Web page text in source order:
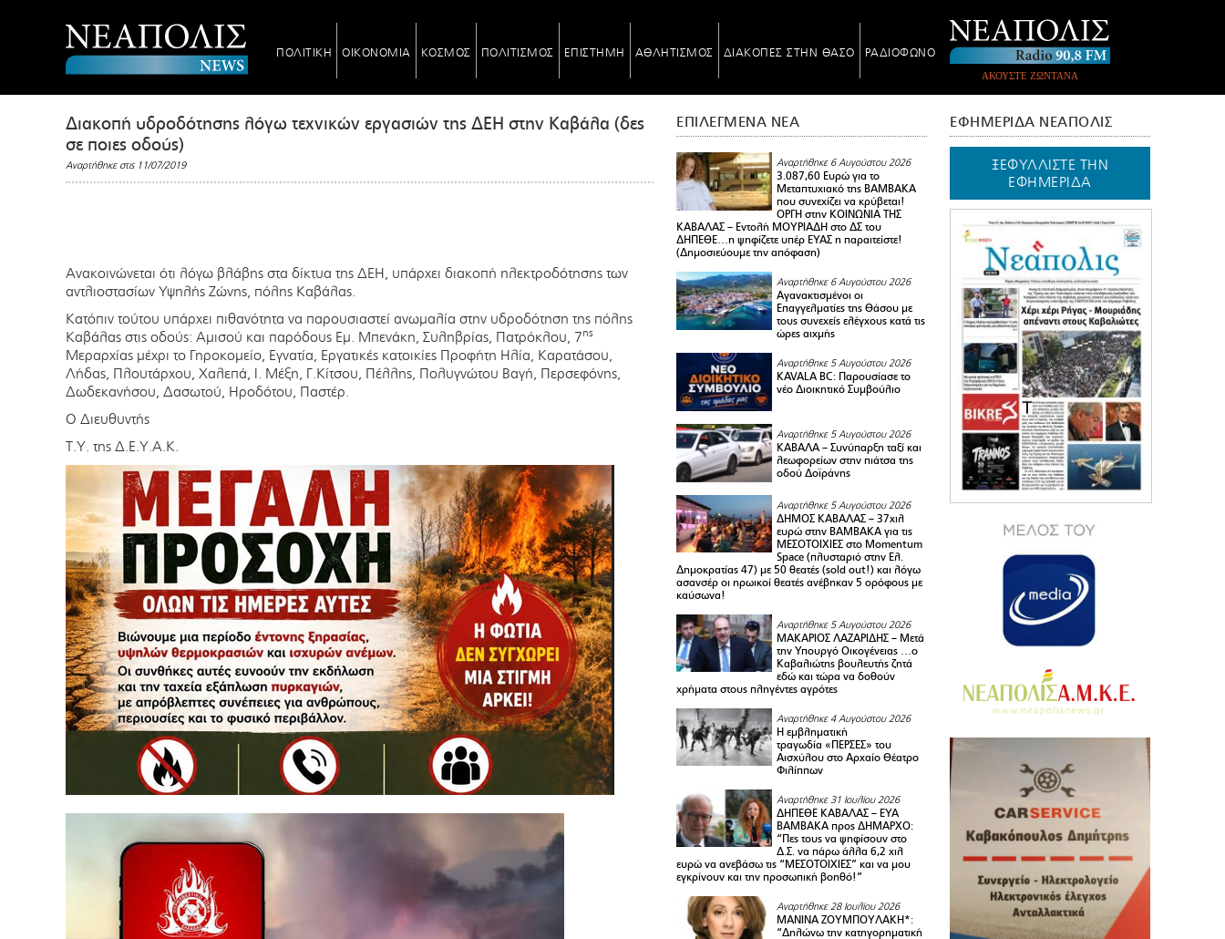
ΠΟΛΙΤΙΚΗ ΟΙΚΟΝΟΜΙΑ ΚΟΣΜΟΣ ΠΟΛΙΤΙΣΜΟΣ ΕΠΙΣΤΗΜΗ ΑΘΛΗΤΙΣΜΟΣ ΔΙΑΚΟΠΕΣ ΣΤΗΝ ΘΑΣΟ ΡΑΔΙΟΦΩΝΟ
ΑΚΟΥΣΤΕ ΖΩΝΤΑΝΑ
Διακοπή υδροδότησης λόγω τεχνικών εργασιών της ΔΕΗ στην Καβάλα (δες
σε ποιες οδούς)
Αναρτήθηκε στις 11/07/2019
Ανακοινώνεται ότι λόγω βλάβης στα δίκτυα της ΔΕΗ, υπάρχει διακοπή ηλεκτροδότησης των
αντλιοστασίων Υψηλής Ζώνης, πόλης Καβάλας.
Κατόπιν τούτου υπάρχει πιθανότητα να παρουσιαστεί ανωμαλία στην υδροδότηση της πόλης
Καβάλας στις οδούς: Αμισού και παρόδους Εμ. Μπενάκη, Συληβρίας, Πατρόκλου, 7ης
Μεραρχίας μέχρι το Γηροκομείο, Εγνατία, Εργατικές κατοικίες Προφήτη Ηλία, Καρατάσου,
Λήδας, Πλουτάρχου, Χαλεπά, Ι. Μέξη, Γ.Κίτσου, Πέλλης, Πολυγνώτου Βαγή, Περσεφόνης,
Δωδεκανήσου, Δασωτού, Ηροδότου, Παστέρ.
Ο Διευθυντής
Τ.Υ. της Δ.Ε.Υ.Α.Κ.
ΕΠΙΛΕΓΜΕΝΑ ΝΕΑ
Αναρτήθηκε 6 Αυγούστου 2026
3.087,60 Ευρώ για το
Μεταπτυχιακό της ΒΑΜΒΑΚΑ
που συνεχίζει να κρύβεται!
ΟΡΓΗ στην ΚΟΙΝΩΝΙΑ ΤΗΣ
ΚΑΒΑΛΑΣ – Εντολή ΜΟΥΡΙΑΔΗ στο ΔΣ του
ΔΗΠΕΘΕ…η ψηφίζετε υπέρ ΕΥΑΣ η παραιτείστε!
(Δημοσιεύουμε την απόφαση)
Αναρτήθηκε 6 Αυγούστου 2026
Αγανακτισμένοι οι
Επαγγελματίες της Θάσου με
τους συνεχείς ελέγχους κατά τις
ώρες αιχμής
Αναρτήθηκε 5 Αυγούστου 2026
KAVALA BC: Παρουσίασε το
νέο Διοικητικό Συμβούλιο
Αναρτήθηκε 5 Αυγούστου 2026
ΚΑΒΑΛΑ – Συνύπαρξη ταξί και
λεωφορείων στην πιάτσα της
οδού Δοϊράνης
Αναρτήθηκε 5 Αυγούστου 2026
ΔΗΜΟΣ ΚΑΒΑΛΑΣ – 37χιλ
ευρώ στην ΒΑΜΒΑΚΑ για τις
ΜΕΣΟΤΟΙΧΙΕΣ στο Momentum
Space (πλυσταριό στην Ελ.
Δημοκρατίας 47) με 50 θεατές (sold out!) και λόγω
ασανσέρ οι ηρωικοί θεατές ανέβηκαν 5 ορόφους με
καύσωνα!
Αναρτήθηκε 5 Αυγούστου 2026
ΜΑΚΑΡΙΟΣ ΛΑΖΑΡΙΔΗΣ – Μετά
την Υπουργό Οικογένειας …ο
Καβαλιώτης βουλευτής ζητά
εδώ και τώρα να δοθούν
χρήματα στους πληγέντες αγρότες
Αναρτήθηκε 4 Αυγούστου 2026
Η εμβληματική
τραγωδία «ΠΕΡΣΕΣ» του
Αισχύλου στο Αρχαίο Θέατρο
Φιλίππων
Αναρτήθηκε 31 Ιουλίου 2026
ΔΗΠΕΘΕ ΚΑΒΑΛΑΣ – ΕΥΑ
ΒΑΜΒΑΚΑ προς ΔΗΜΑΡΧΟ:
“Πες τους να ψηφίσουν στο
Δ.Σ. να πάρω άλλα 6,2 χιλ
ευρώ να ανεβάσω τις “ΜΕΣΟΤΟΙΧΙΕΣ” και να μου
εγκρίνουν και την προσωπική βοηθό!”
Αναρτήθηκε 28 Ιουλίου 2026
ΜΑΝΙΝΑ ΖΟΥΜΠΟΥΛΑΚΗ*:
“Δηλώνω την κατηγορηματική
ΕΦΗΜΕΡΙΔΑ ΝΕΑΠΟΛΙΣ
ΞΕΦΥΛΛΙΣΤΕ ΤΗΝ
ΕΦΗΜΕΡΙΔΑ